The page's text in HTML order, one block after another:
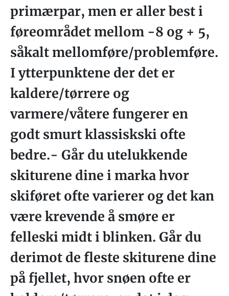
primærpar, men er aller best i
føreområdet mellom -8 og + 5,
såkalt mellomføre/problemføre.
I ytterpunktene der det er
kaldere/tørrere og
varmere/våtere fungerer en
godt smurt klassiskski ofte
bedre.- Går du utelukkende
skiturene dine i marka hvor
skiføret ofte varierer og det kan
være krevende å smøre er
felleski midt i blinken. Går du
derimot de fleste skiturene dine
på fjellet, hvor snøen ofte er